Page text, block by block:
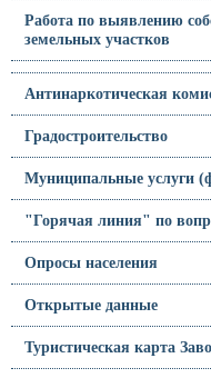
Работа по выявлению
земельных участков
Антинаркотическая
Градостроительство
Муниципальные услуги
"Горячая линия" по
Опросы населения
Открытые данные
Туристическая карта